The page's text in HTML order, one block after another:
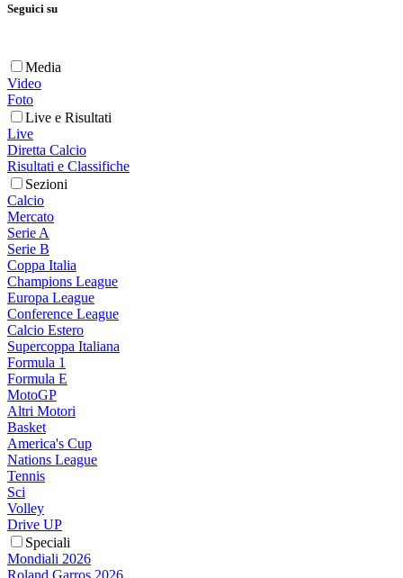
Seguici su
Media
Video
Foto
Live e Risultati
Live
Diretta Calcio
Risultati e Classifiche
Sezioni
Calcio
Mercato
Serie A
Serie B
Coppa Italia
Champions League
Europa League
Conference League
Calcio Estero
Supercoppa Italiana
Formula 1
Formula E
MotoGP
Altri Motori
Basket
America's Cup
Nations League
Tennis
Sci
Volley
Drive UP
Speciali
Mondiali 2026
Roland Garros 2026